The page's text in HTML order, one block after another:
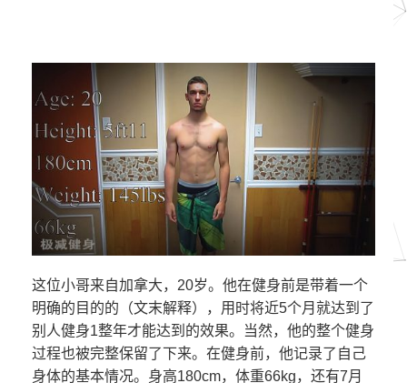
这位小哥来自加拿大，20岁。他在健身前是带着一个
明确的目的的（文末解释），用时将近5个月就达到了
别人健身1整年才能达到的效果。当然，他的整个健身
过程也被完整保留了下来。在健身前，他记录了自己
身体的基本情况。身高180cm，体重66kg，还有7月